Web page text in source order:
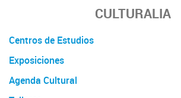
CULTURALIA
Centros de Estudios
Exposiciones
Agenda Cultural